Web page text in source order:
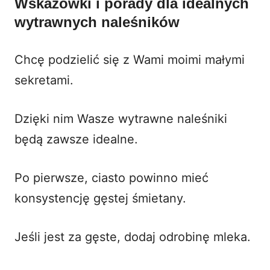
Wskazówki i porady dla idealnych
wytrawnych naleśników
Chcę podzielić się z Wami moimi małymi
sekretami.
Dzięki nim Wasze wytrawne naleśniki
będą zawsze idealne.
Po pierwsze, ciasto powinno mieć
konsystencję gęstej śmietany.
Jeśli jest za gęste, dodaj odrobinę mleka.